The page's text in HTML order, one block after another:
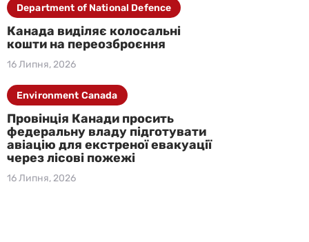
Канада виділяє колосальні
кошти на переозброєння
16 Липня, 2026
Department of National Defence
Провінція Канади просить
федеральну владу підготувати
авіацію для екстреної евакуації
через лісові пожежі
16 Липня, 2026
Environment Canada